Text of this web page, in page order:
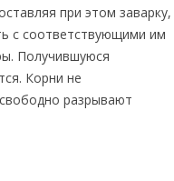
при этом заварку,
с соответствующими им
Получившуюся
Корни не
разрывают